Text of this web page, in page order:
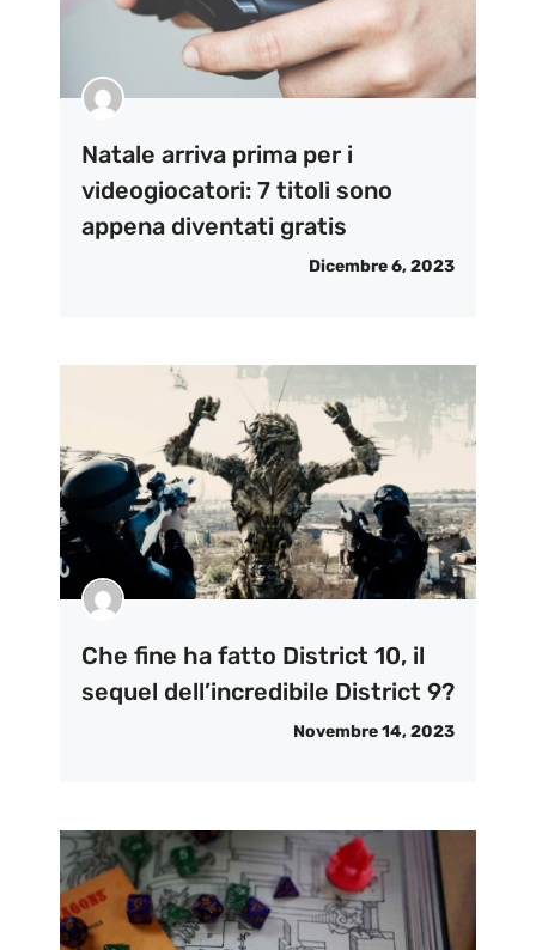
Natale arriva prima per i
videogiocatori: 7 titoli sono
appena diventati gratis
Dicembre 6, 2023
Che fine ha fatto District 10, il
sequel dell’incredibile District 9?
Novembre 14, 2023